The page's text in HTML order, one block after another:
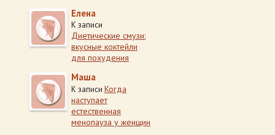
Елена
К записи
Диетические смузи:
вкусные коктейли
для похудения
Маша
К записи Когда
наступает
естественная
менопауза у женщин